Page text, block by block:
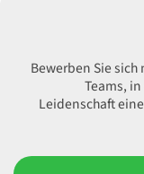
Bewerben Sie sich
Teams,
Leidenschaft